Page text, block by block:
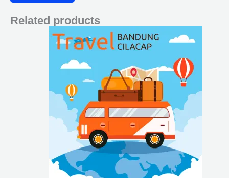
Related products